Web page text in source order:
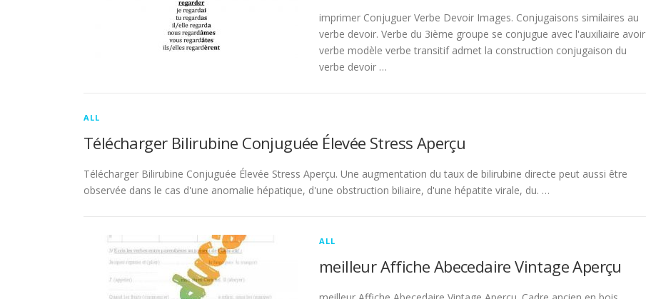
imprimer Conjuguer Verbe Devoir Images. Conjugaisons similaires au
verbe devoir. Verbe du 3ième groupe se conjugue avec l'auxiliaire avoir
verbe modèle verbe transitif admet la construction conjugaison du
verbe devoir …
ALL
Télécharger Bilirubine Conjuguée Élevée Stress Aperçu
Télécharger Bilirubine Conjuguée Élevée Stress Aperçu. Une augmentation du taux de bilirubine directe peut aussi être
observée dans le cas d'une anomalie hépatique, d'une obstruction biliaire, d'une hépatite virale, du. …
ALL
meilleur Affiche Abecedaire Vintage Aperçu